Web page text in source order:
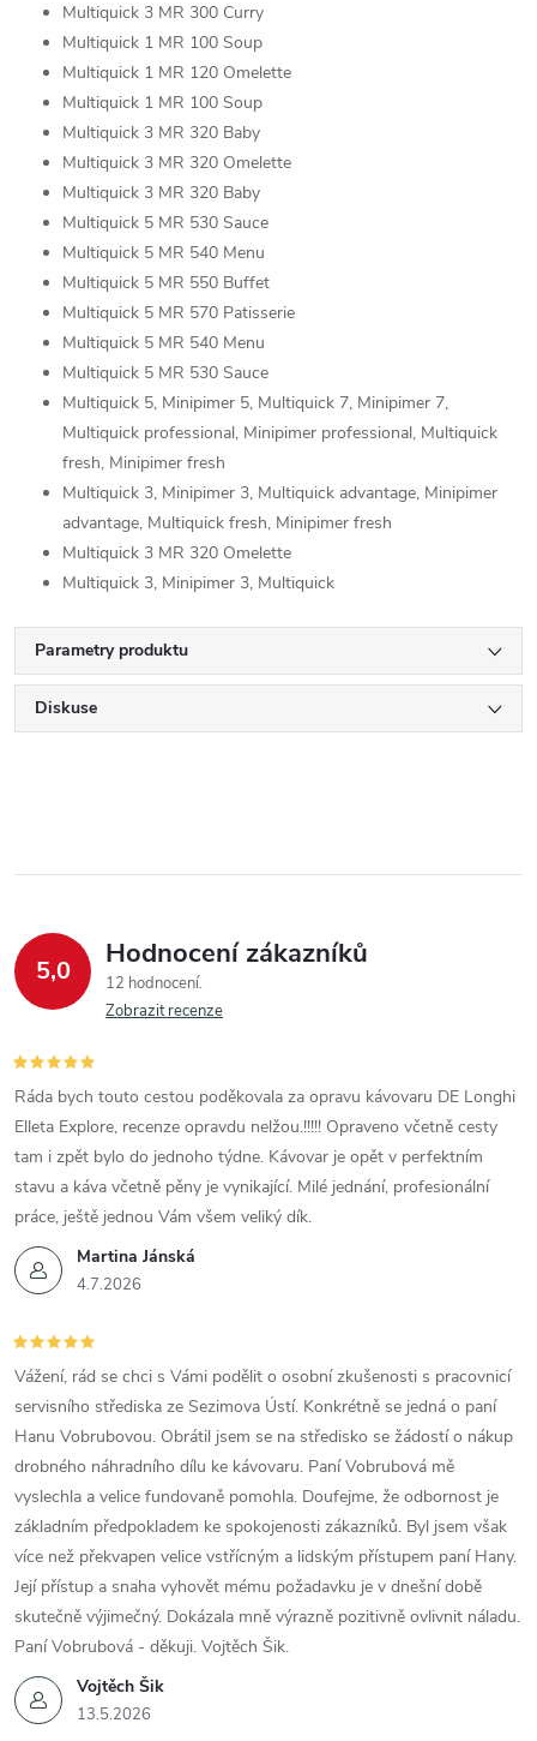
Multiquick 3 MR 300 Curry
Multiquick 1 MR 100 Soup
Multiquick 1 MR 120 Omelette
Multiquick 1 MR 100 Soup
Multiquick 3 MR 320 Baby
Multiquick 3 MR 320 Omelette
Multiquick 3 MR 320 Baby
Multiquick 5 MR 530 Sauce
Multiquick 5 MR 540 Menu
Multiquick 5 MR 550 Buffet
Multiquick 5 MR 570 Patisserie
Multiquick 5 MR 540 Menu
Multiquick 5 MR 530 Sauce
Multiquick 5, Minipimer 5, Multiquick 7, Minipimer 7,
Multiquick professional, Minipimer professional, Multiquick
fresh, Minipimer fresh
Multiquick 3, Minipimer 3, Multiquick advantage, Minipimer
advantage, Multiquick fresh, Minipimer fresh
Multiquick 3 MR 320 Omelette
Multiquick 3, Minipimer 3, Multiquick
Parametry produktu
Diskuse
5,0 Hodnocení zákazníků
12 hodnocení
Zobrazit recenze
Martina Jánská
4.7.2026
Ráda bych touto cestou poděkovala za opravu kávovaru DE Longhi
Elleta Explore, recenze opravdu nelžou.!!!!! Opraveno včetně cesty
tam i zpět bylo do jednoho týdne. Kávovar je opět v perfektním
stavu a káva včetně pěny je vynikající. Milé jednání, profesionální
práce, ještě jednou Vám všem veliký dík.
Vojtěch Šik
13.5.2026
Vážení, rád se chci s Vámi podělit o osobní zkušenosti s pracovnicí
servisního střediska ze Sezimova Ústí. Konkrétně se jedná o paní
Hanu Vobrubovou. Obrátil jsem se na středisko se žádostí o nákup
drobného náhradního dílu ke kávovaru. Paní Vobrubová mě
vyslechla a velice fundovaně pomohla. Doufejme, že odbornost je
základním předpokladem ke spokojenosti zákazníků. Byl jsem však
více než překvapen velice vstřícným a lidským přístupem paní Hany.
Její přístup a snaha vyhovět mému požadavku je v dnešní době
skutečně výjimečný. Dokázala mně výrazně pozitivně ovlivnit náladu.
Paní Vobrubová - děkuji. Vojtěch Šik.